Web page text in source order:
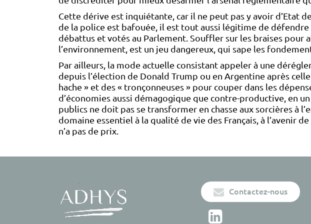
Cette dérive est inquiétante, car il ne peut pas y avoir d’Etat
de la police est bafouée, il est tout aussi légitime de
débattus et votés au Parlement. Souffler sur les braises
l’environnement, est un jeu dangereux, qui sape les
Par ailleurs, la mode actuelle consistant appeler à une
depuis l’élection de Donald Trump ou en Argentine après
hache » et des « tronçonneuses » pour couper dans les
d’économies aussi démagogique que contre-productive, en
publics ne doit pas se transformer en chasse aux sorcières à
domaine essentiel à la qualité de vie des Français, à l’avenir
n’a pas de prix.
Contactez-nous